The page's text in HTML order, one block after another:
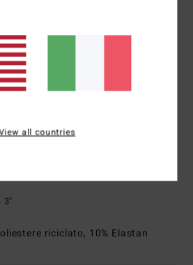
e migliorare le prestazioni
coulisse
applicate
3"
riciclato, 10% Elastan
all countries